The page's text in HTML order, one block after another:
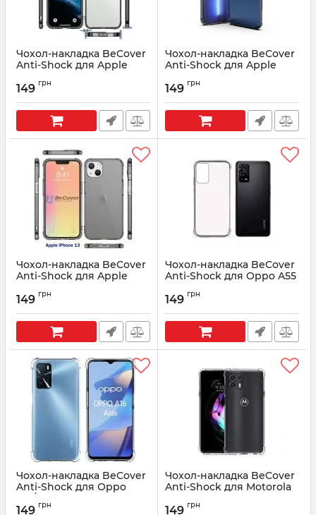
Чохол-накладка BeCover
Anti-Shock для Apple
(707348)
Артикул: 707348
149 грн
Чохол-накладка BeCover
Anti-Shock для Apple
(707347)
Артикул: 707347
149 грн
Чохол-накладка BeCover
Anti-Shock для Apple
Артикул:
149 грн
Чохол-накладка BeCover
Anti-Shock для Oppo A55
Артикул:
149 грн
Чохол-накладка BeCover
Anti-Shock для Oppo
A16/A16s Clear (707343)
Артикул:
149 грн
Чохол-накладка BeCover
Anti-Shock для Motorola
(707342)
149 грн